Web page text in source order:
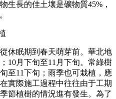
生長的佳土壤是礦物質45%，
眠期到春天萌芽前。華北地
10月下旬至11月下旬。常綠樹
至11下旬；雨季也可栽植，應
實際施工過程中往往由于工期
節植樹的情況進有發生。為了